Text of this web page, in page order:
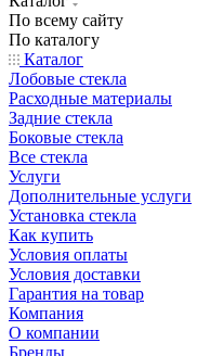
По всему сайту
По каталогу
Каталог
Лобовые стекла
Расходные материалы
Задние стекла
Боковые стекла
Все стекла
Услуги
Дополнительные услуги
Установка стекла
Как купить
Условия оплаты
Условия доставки
Гарантия на товар
Компания
О компании
Бренды